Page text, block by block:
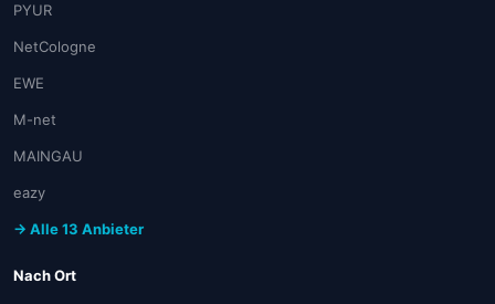
PYUR
NetCologne
EWE
M-net
MAINGAU
eazy
→ Alle 13 Anbieter
Nach Ort